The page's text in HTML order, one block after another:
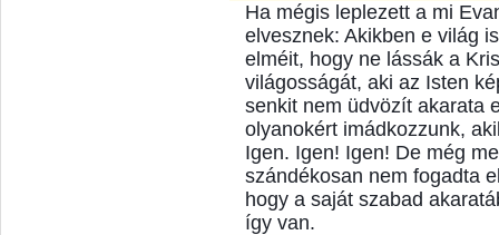
Ha mégis leplezett a mi
elvesznek: Akikben e világ
elméit, hogy ne lássák a
világosságát, aki az Isten
senkit nem üdvözít akarata
olyanokért imádkozzunk,
Igen. Igen! Igen! De még
szándékosan nem fogadta
hogy a saját szabad
így van.